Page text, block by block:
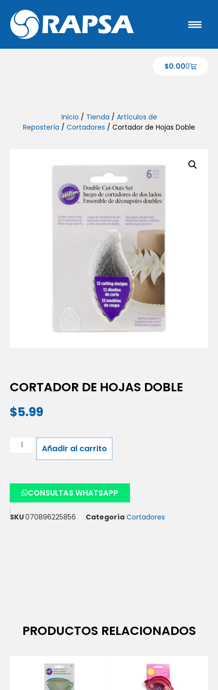
$0.000
Inicio / Tienda / Artículos de
Repostería / Cortadores / Cortador de Hojas Doble
CORTADOR DE HOJAS DOBLE
$5.99
Añadir al carrito
CONSULTAS WHATSAPP
SKU070896225856 Categoría Cortadores
PRODUCTOS RELACIONADOS